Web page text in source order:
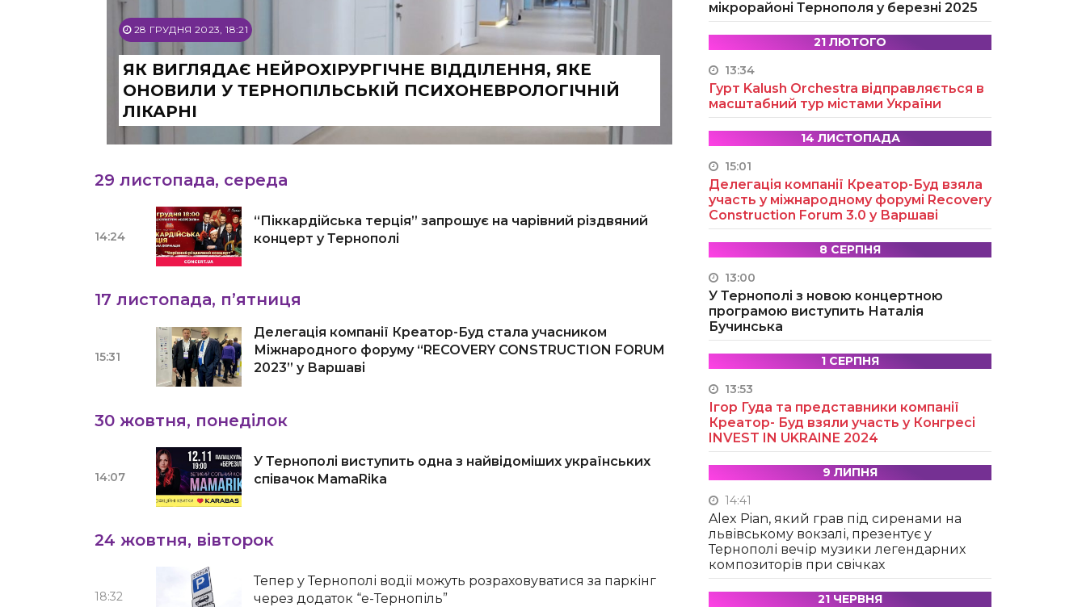
28 ГРУДНЯ 2023, 18:21
ЯК ВИГЛЯДАЄ НЕЙРОХІРУРГІЧНЕ ВІДДІЛЕННЯ, ЯКЕ
ОНОВИЛИ У ТЕРНОПІЛЬСЬКІЙ ПСИХОНЕВРОЛОГІЧНІЙ
ЛІКАРНІ
29 листопада, середа
14:24
“Піккардійська терція” запрошує на чарівний різдвяний
концерт у Тернополі
17 листопада, п’ятниця
15:31
Делегація компанії Креатор-Буд стала учасником
Міжнародного форуму “RECOVERY CONSTRUCTION FORUM
2023” у Варшаві
30 жовтня, понеділок
14:07
У Тернополі виступить одна з найвідоміших українських
співачок MamaRika
24 жовтня, вівторок
18:32
Тепер у Тернополі водії можуть розраховуватися за паркінг
через додаток “е-Тернопіль”
мікрорайоні Тернополя у березні 2025
21 ЛЮТОГО
13:34
Гурт Kalush Orchestra відправляється в
масштабний тур містами України
14 ЛИСТОПАДА
15:01
Делегація компанії Креатор-Буд взяла
участь у міжнародному форумі Recovery
Construction Forum 3.0 у Варшаві
8 СЕРПНЯ
13:00
У Тернополі з новою концертною
програмою виступить Наталія
Бучинська
1 СЕРПНЯ
13:53
Ігор Гуда та представники компанії
Креатор- Буд взяли участь у Конгресі
INVEST IN UKRAINE 2024
9 ЛИПНЯ
14:41
Alex Pian, який грав під сиренами на
львівському вокзалі, презентує у
Тернополі вечір музики легендарних
композиторів при свічках
21 ЧЕРВНЯ